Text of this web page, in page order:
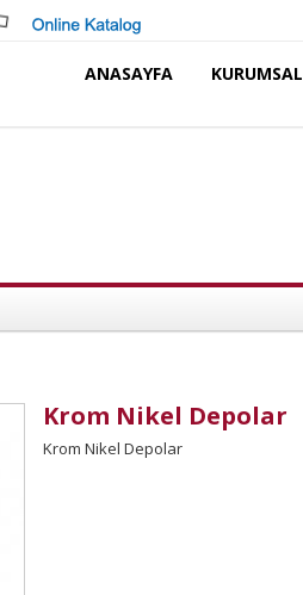
ANASAYFA KURUMSAL
Krom Nikel Depolar
Krom Nikel Depolar